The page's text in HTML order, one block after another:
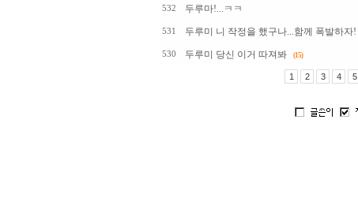
532 두루마!...ㅋㅋ
531 두루미 니 작정을 했구나...함께 폭발하자!
530 두루미 당신 이거 따져봐 (15)
1 2 3 4 5